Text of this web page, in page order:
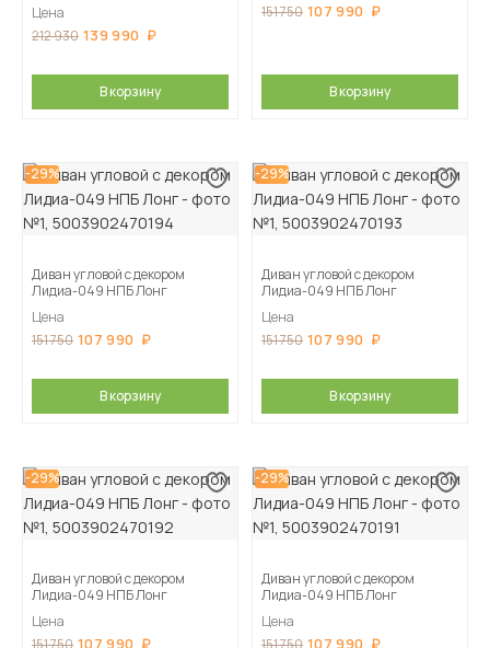
Цена
212 930 139 990
В корзину
151 750 107 990
В корзину
-29%
Диван угловой с декором
Лидиа-049 НПБ Лонг
Цена
151 750 107 990
В корзину
-29%
Диван угловой с декором
Лидиа-049 НПБ Лонг
Цена
151 750 107 990
В корзину
-29%
Диван угловой с декором
Лидиа-049 НПБ Лонг
Цена
151 750 107 990
-29%
Диван угловой с декором
Лидиа-049 НПБ Лонг
Цена
151 750 107 990